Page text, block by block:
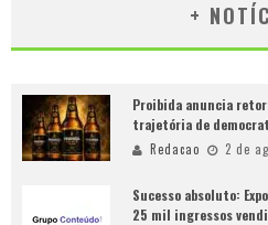
+
Proibida anuncia
trajetória de
Redacao 2 de
Sucesso absoluto:
25 mil ingressos